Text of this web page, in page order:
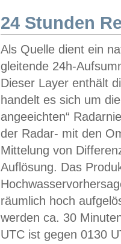
24 Stunden
Als Quelle dient ein
gleitende 24h-
Dieser Layer enthält
handelt es sich um
angeeichten“
der Radar- mit den
Mittelung von
Auflösung. Das
räumlich hoch
werden ca. 30
UTC ist gegen 0130